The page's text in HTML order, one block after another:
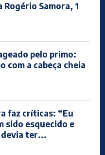
Rogério Samora, 1
pelo primo:
com a cabeça cheia
faz críticas: “Eu
sido esquecido e
devia ter...